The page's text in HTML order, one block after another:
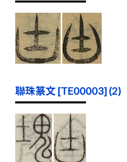
聯珠篆文 [TE00003] (2)